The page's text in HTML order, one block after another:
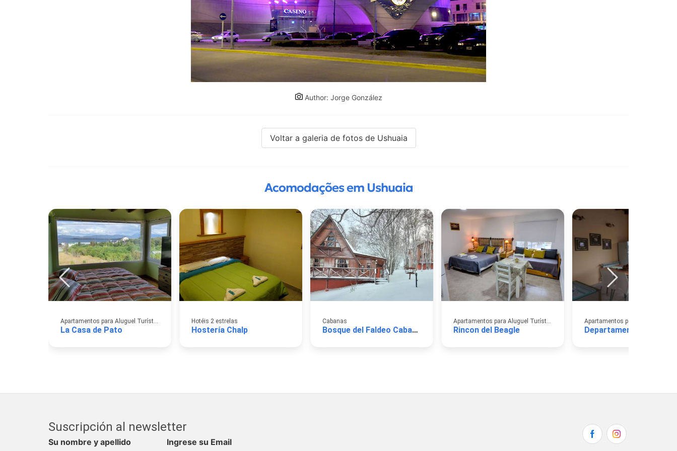
Author: Jorge González
Voltar a galeria de fotos de Ushuaia
Acomodações em Ushuaia
Apartamentos para Aluguel Turístico
La Casa de Pato
Hotéis 2 estrelas
Hostería Chalp
Cabanas
Bosque del Faldeo Cabañas
Apartamentos para Aluguel Turístico
Rincon del Beagle Departamentos La Fe
Suscripción al newsletter
Su nombre y apellido Ingrese su Email